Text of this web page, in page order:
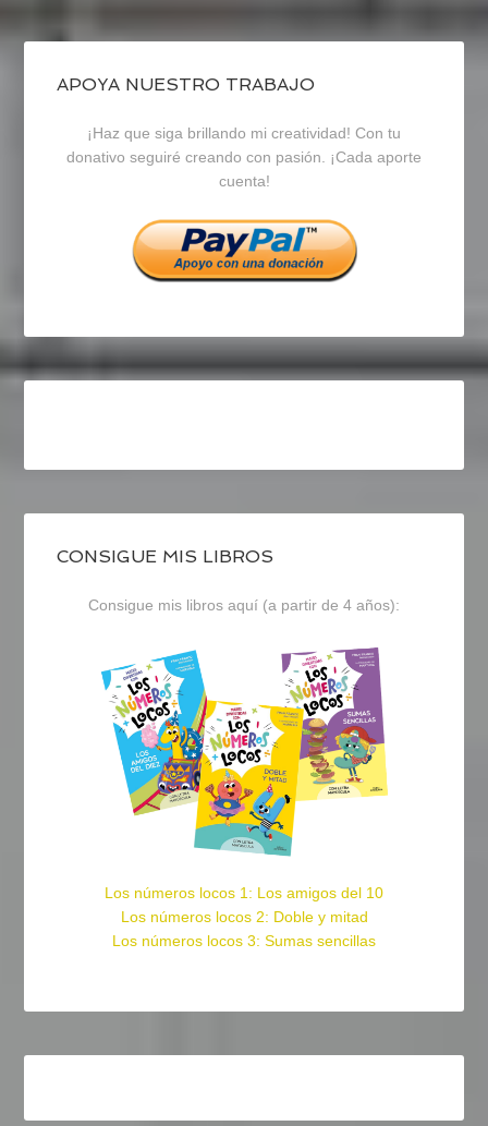
de
blogrecursosep
en
Facebook
de
recursosep
en
Twitter
de
recursosep
en
Instagram
APOYA NUESTRO TRABAJO
¡Haz que siga brillando mi creatividad! Con tu
donativo seguiré creando con pasión. ¡Cada aporte
cuenta!
CONSIGUE MIS LIBROS
Consigue mis libros aquí (a partir de 4 años):
Los números locos 1: Los amigos del 10
Los números locos 2: Doble y mitad
Los números locos 3: Sumas sencillas